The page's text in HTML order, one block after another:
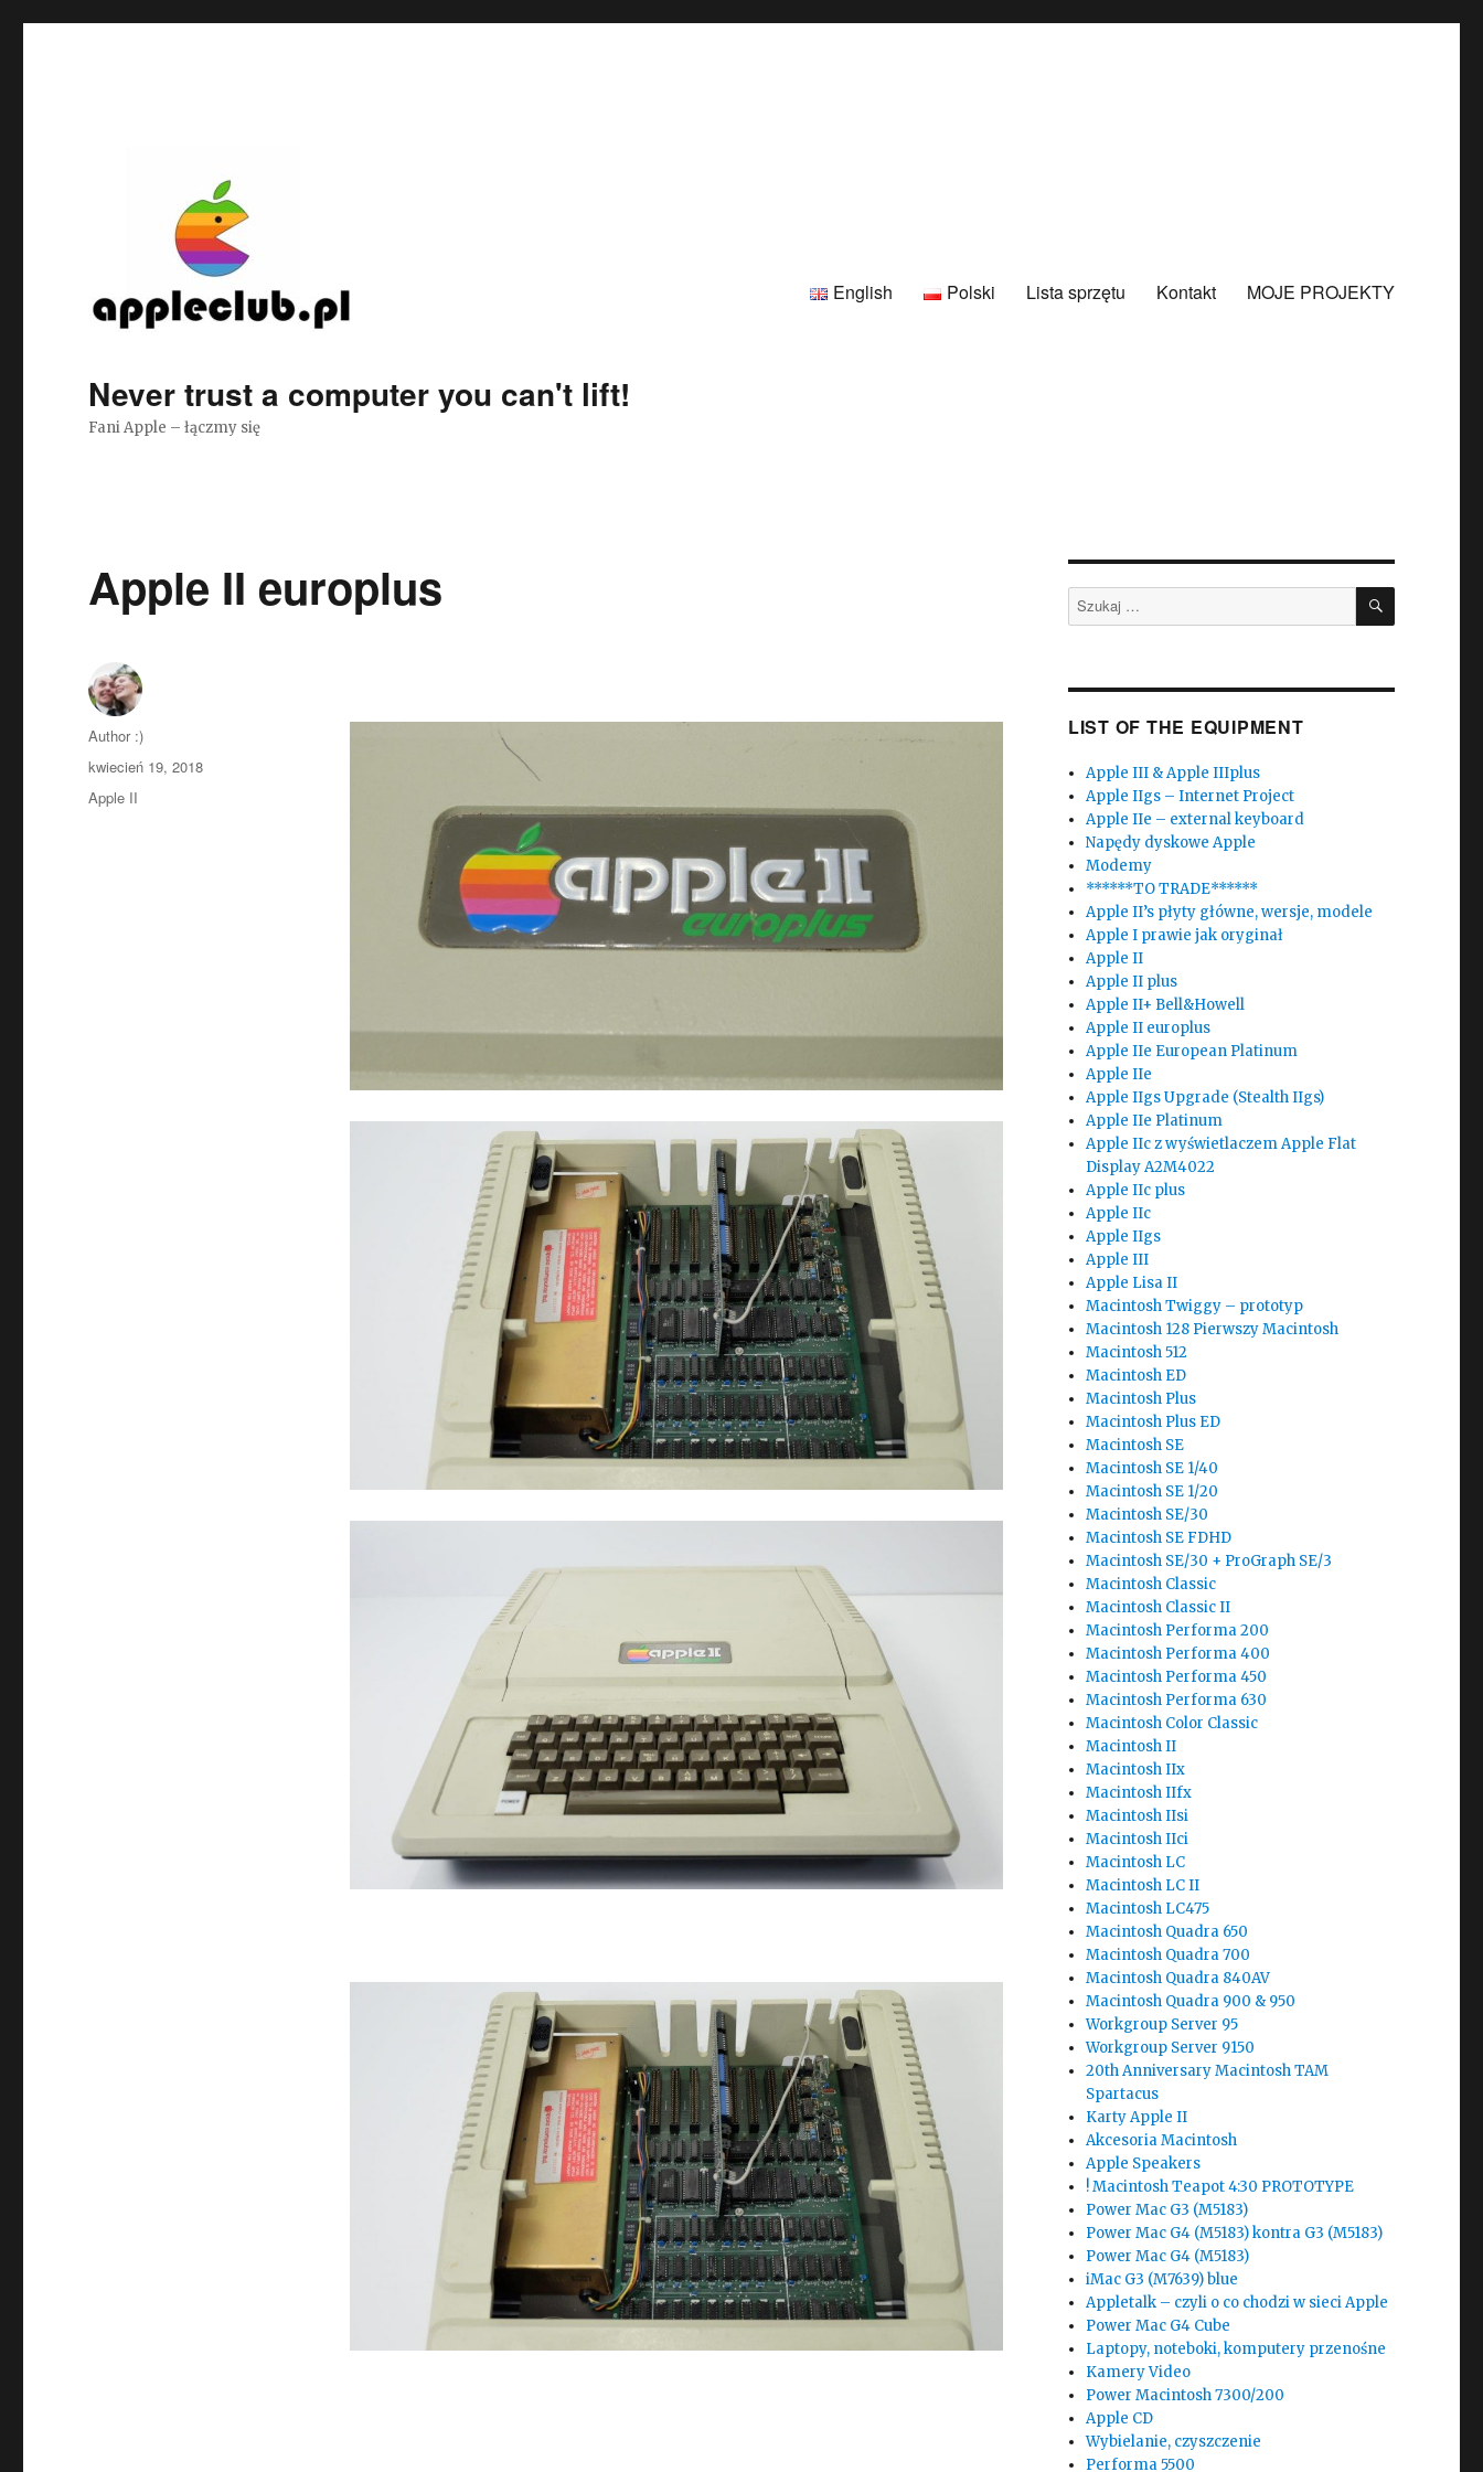
Never trust a computer you can't lift!
Fani Apple – łączmy się
English Polski Lista sprzętu Kontakt MOJE PROJEKTY
Apple II europlus
Autor
Author :)
Opublikowano
kwiecień 19, 2018
Kategorie
Apple II
Szukaj: SZUKAJ
LIST OF THE EQUIPMENT
Apple III & Apple IIIplus
Apple IIgs – Internet Project
Apple IIe – external keyboard
Napędy dyskowe Apple
Modemy
******TO TRADE******
Apple II’s płyty główne, wersje, modele
Apple I prawie jak oryginał
Apple II
Apple II plus
Apple II+ Bell&Howell
Apple II europlus
Apple IIe European Platinum
Apple IIe
Apple IIgs Upgrade (Stealth IIgs)
Apple IIe Platinum
Apple IIc z wyświetlaczem Apple Flat
Display A2M4022
Apple IIc plus
Apple IIc
Apple IIgs
Apple III
Apple Lisa II
Macintosh Twiggy – prototyp
Macintosh 128 Pierwszy Macintosh
Macintosh 512
Macintosh ED
Macintosh Plus
Macintosh Plus ED
Macintosh SE
Macintosh SE 1/40
Macintosh SE 1/20
Macintosh SE/30
Macintosh SE FDHD
Macintosh SE/30 + ProGraph SE/3
Macintosh Classic
Macintosh Classic II
Macintosh Performa 200
Macintosh Performa 400
Macintosh Performa 450
Macintosh Performa 630
Macintosh Color Classic
Macintosh II
Macintosh IIx
Macintosh IIfx
Macintosh IIsi
Macintosh IIci
Macintosh LC
Macintosh LC II
Macintosh LC475
Macintosh Quadra 650
Macintosh Quadra 700
Macintosh Quadra 840AV
Macintosh Quadra 900 & 950
Workgroup Server 95
Workgroup Server 9150
20th Anniversary Macintosh TAM
Spartacus
Karty Apple II
Akcesoria Macintosh
Apple Speakers
! Macintosh Teapot 4:30 PROTOTYPE
Power Mac G3 (M5183)
Power Mac G4 (M5183) kontra G3 (M5183)
Power Mac G4 (M5183)
iMac G3 (M7639) blue
Appletalk – czyli o co chodzi w sieci Apple
Power Mac G4 Cube
Laptopy, noteboki, komputery przenośne
Kamery Video
Power Macintosh 7300/200
Apple CD
Wybielanie, czyszczenie
Performa 5500